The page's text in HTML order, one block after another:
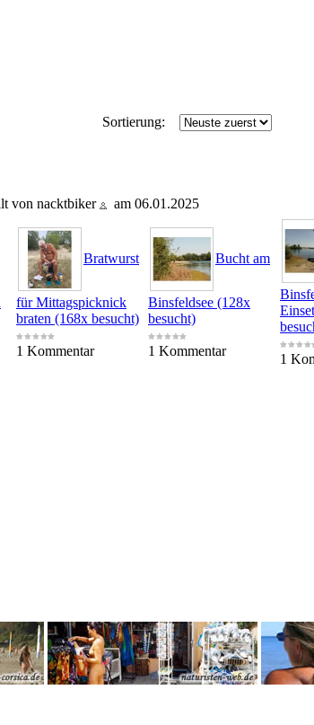
Sortierung:
von nacktbiker am 06.01.2025
Bratwurst
für Mittagspicknick
braten (168x besucht)
1 Kommentar
Bucht am
Binsfeldsee (128x
besucht)
1 Kommentar
1